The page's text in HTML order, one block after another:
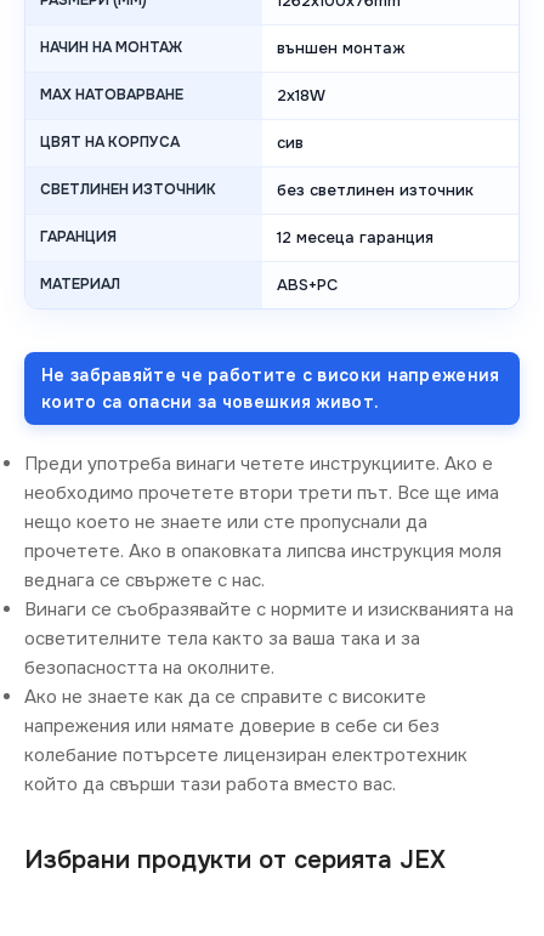
НАЧИН НА МОНТАЖ външен монтаж
MAX НАТОВАРВАНЕ 2x18W
ЦВЯТ НА КОРПУСА сив
СВЕТЛИНЕН ИЗТОЧНИК без светлинен източник
ГАРАНЦИЯ 12 месеца гаранция
МАТЕРИАЛ ABS+PC
Не забравяйте че работите с високи напрежения
които са опасни за човешкия живот.
Преди употреба винаги четете инструкциите. Ако е
необходимо прочетете втори трети път. Все ще има
нещо което не знаете или сте пропуснали да
прочетете. Ако в опаковката липсва инструкция моля
веднага се свържете с нас.
Винаги се съобразявайте с нормите и изискванията на
осветителните тела както за ваша така и за
безопасността на околните.
Ако не знаете как да се справите с високите
напрежения или нямате доверие в себе си без
колебание потърсете лицензиран електротехник
който да свърши тази работа вместо вас.
Избрани продукти от серията JEX